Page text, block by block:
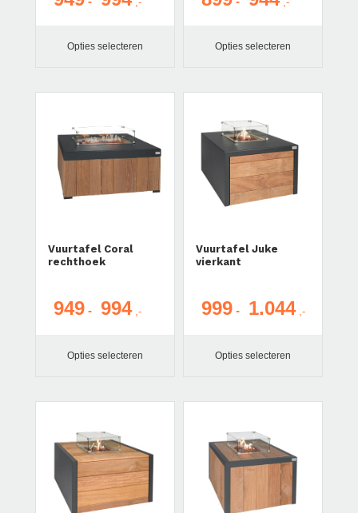
Opties selecteren Opties selecteren
Vuurtafel Coral
rechthoek
949 - 994Prijsklasse:
Opties selecteren
Vuurtafel Juke
vierkant
999 - 1.044
Opties selecteren